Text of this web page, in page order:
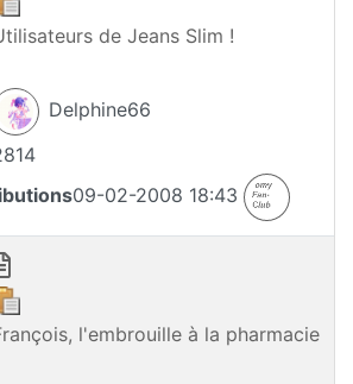
de Jeans Slim !
Delphine66
09-02-2008 18:43
l'embrouille à la pharmacie